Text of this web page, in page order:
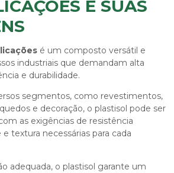
E SUAS
é um composto versátil e
industriais que demandam alta
e durabilidade.
segmentos, como revestimentos,
e decoração, o plastisol pode ser
as exigências de resistência
textura necessárias para cada
adequada, o plastisol garante um